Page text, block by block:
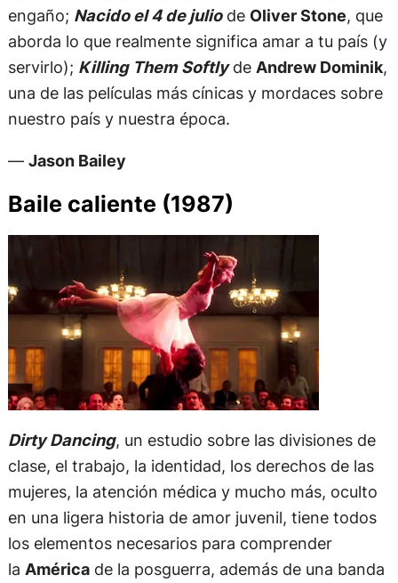
engaño; Nacido el 4 de juliode Oliver Stone, que
aborda lo que realmente significa amar a tu país (y
servirlo); Killing Them Softlyde Andrew Dominik,
una de las películas más cínicas y mordaces sobre
nuestro país y nuestra época.
— Jason Bailey
Baile caliente (1987)
Dirty Dancing, un estudio sobre las divisiones de
clase, el trabajo, la identidad, los derechos de las
mujeres, la atención médica y mucho más, oculto
en una ligera historia de amor juvenil, tiene todos
los elementos necesarios para comprender
la Américade la posguerra, además de una banda